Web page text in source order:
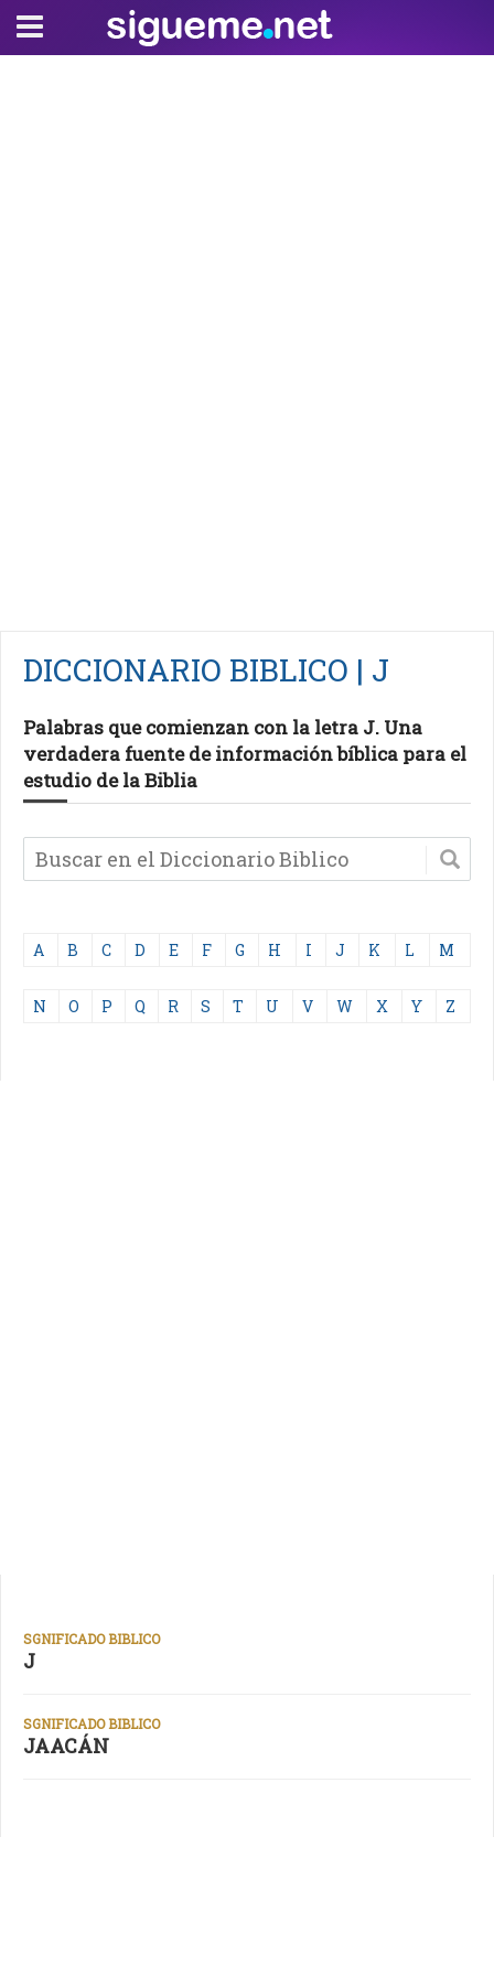
DICCIONARIO BIBLICO | J
Palabras que comienzan con la letra J. Una
verdadera fuente de información bíblica para el
estudio de la Biblia
A B C D E F G H I J K L M
N O P Q R S T U V W X Y Z
SGNIFICADO BIBLICO
J
SGNIFICADO BIBLICO
JAACÁN